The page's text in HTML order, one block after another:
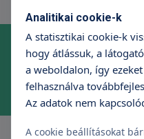
Online
Foglaljon időpontot
Analitikai cookie-k
A statisztikai cookie-k
hogy átlássuk, a
a weboldalon, így
felhasználva
Az adatok nem
A cookie beállításokat